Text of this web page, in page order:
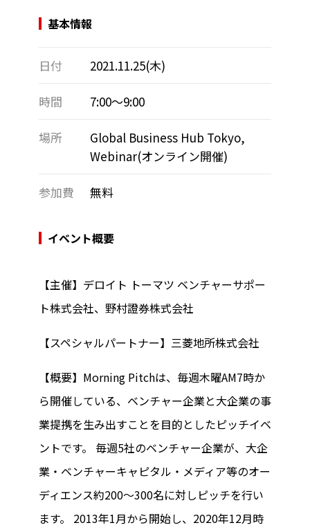
基本情報
日付 2021.11.25(木)
時間 7:00～9:00
場所
Global Business Hub Tokyo,
Webinar(オンライン開催)
参加費 無料
イベント概要
【主催】デロイト トーマツ ベンチャーサポー
ト株式会社、野村證券株式会社
【スペシャルパートナー】三菱地所株式会社
【概要】Morning Pitchは、毎週木曜AM7時か
ら開催している、ベンチャー企業と大企業の事
業提携を生み出すことを目的としたピッチイベ
ントです。 毎週5社のベンチャー企業が、大企
業・ベンチャーキャピタル・メディア等のオー
ディエンス約200～300名に対しピッチを行い
ます。 2013年1月から開始し、2020年12月時